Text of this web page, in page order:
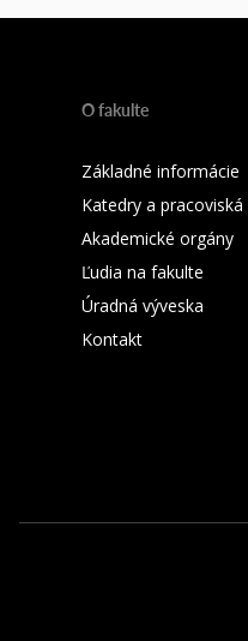
O fakulte
Základné informácie
Katedry a pracoviská
Akademické orgány
Ľudia na fakulte
Úradná výveska
Kontakt